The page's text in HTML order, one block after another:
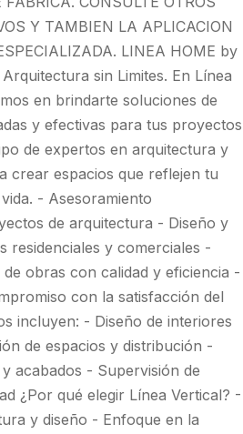
Y TAMBIEN LA APLICACION
LINEA HOME by
sin Limites. En Línea
en brindarte soluciones de
y efectivas para tus proyectos
de expertos en arquitectura y
crear espacios que reflejen tu
- Asesoramiento
de arquitectura - Diseño y
residenciales y comerciales -
obras con calidad y eficiencia -
con la satisfacción del
incluyen: - Diseño de interiores
de espacios y distribución -
acabados - Supervisión de
¿Por qué elegir Línea Vertical? -
y diseño - Enfoque en la